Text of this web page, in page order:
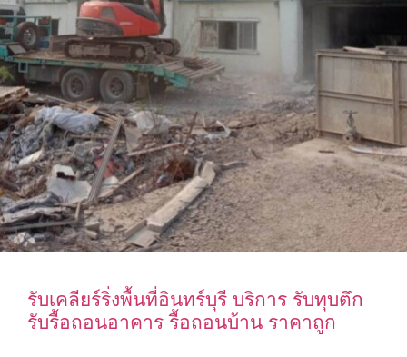
รับเคลียร์ริ่งพื้นที่อินทร์บุรี บริการ รับทุบตึก
รับรื้อถอนอาคาร รื้อถอนบ้าน ราคาถูก